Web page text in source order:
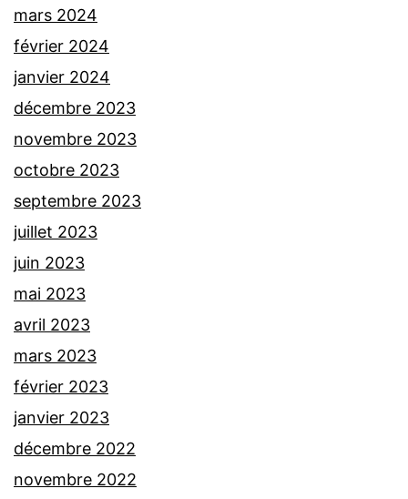
mars 2024
février 2024
janvier 2024
décembre 2023
novembre 2023
octobre 2023
septembre 2023
juillet 2023
juin 2023
mai 2023
avril 2023
mars 2023
février 2023
janvier 2023
décembre 2022
novembre 2022